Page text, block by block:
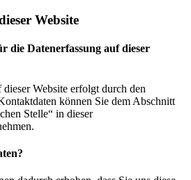
Website
die Datenerfassung auf dieser
Website erfolgt durch den
können Sie dem Abschnitt
Stelle“ in dieser